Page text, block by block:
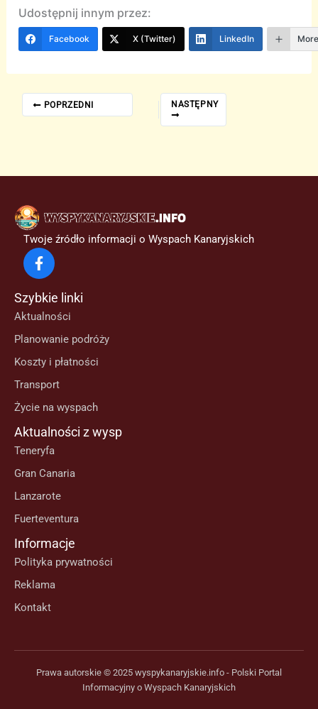
Udostępnij innym przez:
Facebook X (Twitter) LinkedIn
POPRZEDNI NASTĘPNY
Twoje źródło informacji o Wyspach Kanaryjskich
Szybkie linki
Aktualności
Planowanie podróży
Koszty i płatności
Transport
Życie na wyspach
Aktualności z wysp
Teneryfa
Gran Canaria
Lanzarote
Fuerteventura
Informacje
Polityka prywatności
Reklama
Kontakt
Prawa autorskie © 2025 wyspykanaryjskie.info - Polski Portal
Informacyjny o Wyspach Kanaryjskich